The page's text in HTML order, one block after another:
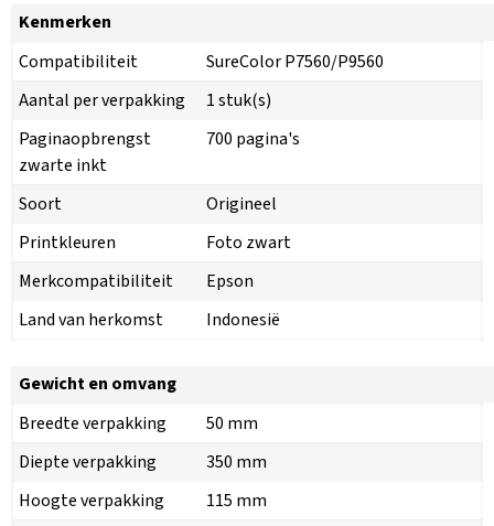
Kenmerken
Compatibiliteit
SureColor P7560/P9560
Aantal per verpakking
1 stuk(s)
Paginaopbrengst
zwarte inkt
700 pagina's
Soort
Origineel
Printkleuren
Foto zwart
Merkcompatibiliteit
Epson
Land van herkomst
Indonesië
Gewicht en omvang
Breedte verpakking
50 mm
Diepte verpakking
350 mm
Hoogte verpakking
115 mm